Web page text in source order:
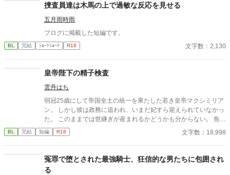
捜査員達は木馬の上で過敏な反応を見せる
五月雨時雨
ブログに掲載した短編です。
BL 完結 ｼｮｰﾄｼｮｰﾄ R18 文字数：2,130
皇帝陛下の精子検査
雲丹はち
弱冠25歳にして帝国全土の統一を果たした若き皇帝マクシミリア
ン。 しかし彼は政務に追われ、いまだ妃すら迎えられていなかっ
た。 このままでは世継ぎが産まれるかどうかも分からない。 焦れ
た官僚たちに迫られ、マクシミリアンは世にも屈辱的な『検査』
を受けさせられることに――!?
BL 完結 短編 R18 文字数：18,998
冤罪で堕とされた最強騎士、狂信的な男たちに包囲され
る